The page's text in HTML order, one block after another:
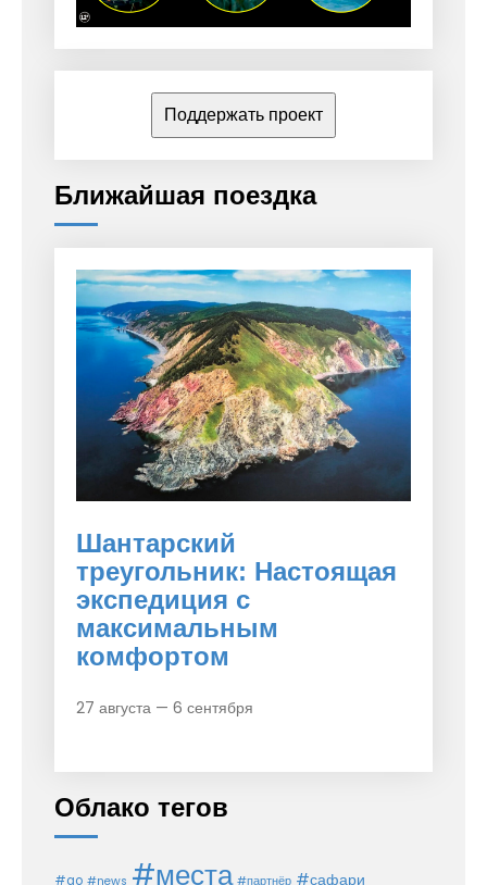
Поддержать проект
Ближайшая поездка
Шантарский
треугольник: Настоящая
экспедиция с
максимальным
комфортом
27 августа — 6 сентября
Облако тегов
#go #news #места #партнёр #сафари